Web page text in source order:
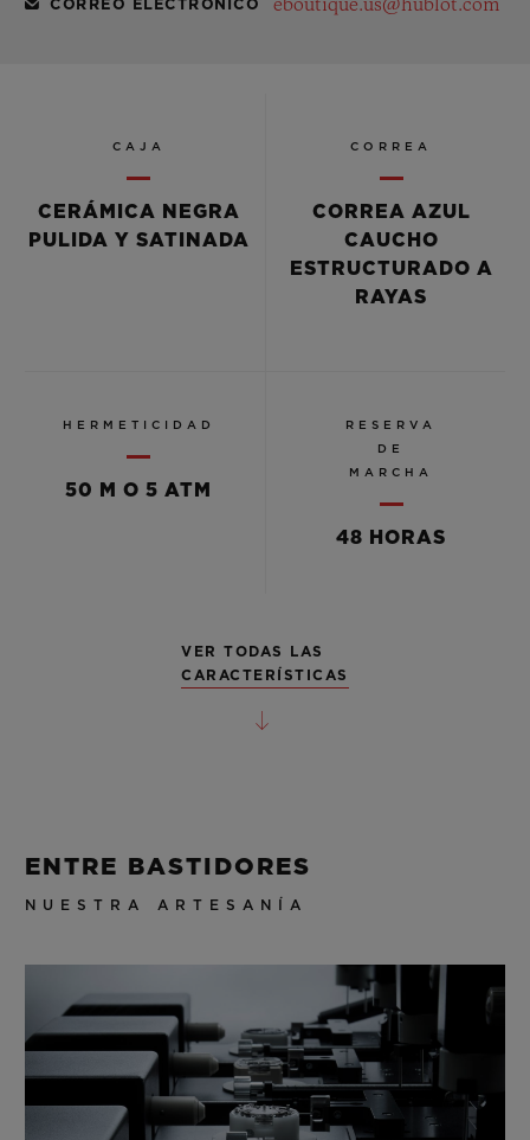
CORREO ELECTRÓNICO eboutique.us@hublot.com
CAJA
CERÁMICA NEGRA
PULIDA Y SATINADA
CORREA
CORREA AZUL
CAUCHO
ESTRUCTURADO A
RAYAS
HERMETICIDAD
50 M O 5 ATM
RESERVA
DE
MARCHA
48 HORAS
VER TODAS LAS
CARACTERÍSTICAS
ENTRE BASTIDORES
NUESTRA ARTESANÍA